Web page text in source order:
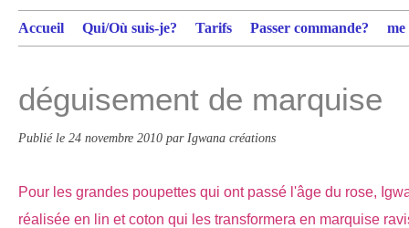
Accueil Qui/Où suis-je? Tarifs Passer commande?
déguisement de marquise
Publié le 24 novembre 2010 par Igwana créations
Pour les grandes poupettes qui ont passé l'âge du rose,
réalisée en lin et coton qui les transformera en marquise